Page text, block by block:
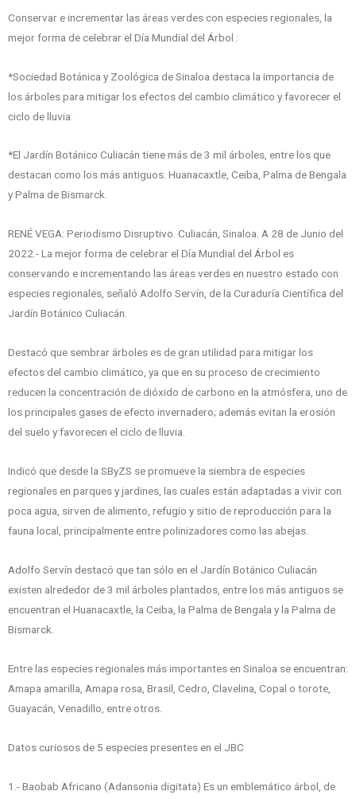
Conservar e incrementar las áreas verdes con especies regionales, la
mejor forma de celebrar el Día Mundial del Árbol :
*Sociedad Botánica y Zoológica de Sinaloa destaca la importancia de
los árboles para mitigar los efectos del cambio climático y favorecer el
ciclo de lluvia.
*El Jardín Botánico Culiacán tiene más de 3 mil árboles, entre los que
destacan como los más antiguos: Huanacaxtle, Ceiba, Palma de Bengala
y Palma de Bismarck.
RENÉ VEGA: Periodismo Disruptivo. Culiacán, Sinaloa. A 28 de Junio del
2022.- La mejor forma de celebrar el Día Mundial del Árbol es
conservando e incrementando las áreas verdes en nuestro estado con
especies regionales, señaló Adolfo Servín, de la Curaduría Científica del
Jardín Botánico Culiacán.
Destacó que sembrar árboles es de gran utilidad para mitigar los
efectos del cambio climático, ya que en su proceso de crecimiento
reducen la concentración de dióxido de carbono en la atmósfera, uno de
los principales gases de efecto invernadero; además evitan la erosión
del suelo y favorecen el ciclo de lluvia.
Indicó que desde la SByZS se promueve la siembra de especies
regionales en parques y jardines, las cuales están adaptadas a vivir con
poca agua, sirven de alimento, refugio y sitio de reproducción para la
fauna local, principalmente entre polinizadores como las abejas.
Adolfo Servín destacó que tan sólo en el Jardín Botánico Culiacán
existen alrededor de 3 mil árboles plantados, entre los más antiguos se
encuentran el Huanacaxtle, la Ceiba, la Palma de Bengala y la Palma de
Bismarck.
Entre las especies regionales más importantes en Sinaloa se encuentran:
Amapa amarilla, Amapa rosa, Brasil, Cedro, Clavelina, Copal o torote,
Guayacán, Venadillo, entre otros.
Datos curiosos de 5 especies presentes en el JBC
1.- Baobab Africano (Adansonia digitata) Es un emblemático árbol, de